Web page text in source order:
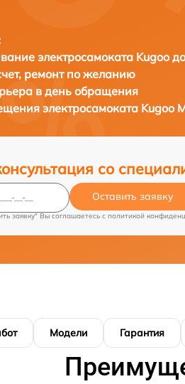
электросамоката Kugoo
ремонт по желанию
в день обращения
электросамоката Kugoo
со
Оставить заявку
заявку" Вы соглашаетесь c политикой
Модели Гарантия